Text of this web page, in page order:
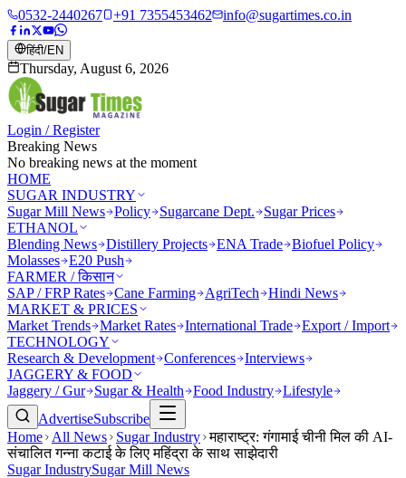
0532-2440267 +91 7355453462 info@sugartimes.co.in
हिंदी/EN
Thursday, August 6, 2026
Login / Register
Breaking News
No breaking news at the moment
HOME
SUGAR INDUSTRY
Sugar Mill News Policy Sugarcane Dept.
Sugar Prices
ETHANOL
Blending News Distillery Projects ENA Trade Biofuel Policy
Molasses E20 Push
FARMER / किसान
SAP / FRP Rates Cane Farming AgriTech
Hindi News
MARKET & PRICES
Market Trends Market Rates International Trade Export / Import
TECHNOLOGY
Research & Development Conferences Interviews
JAGGERY & FOOD
Jaggery / Gur
Sugar & Health Food Industry Lifestyle
AdvertiseSubscribe
Home
All News Sugar Industry महाराष्ट्र: गंगामाई चीनी मिल की AI-
संचालित गन्ना कटाई के लिए महिंद्रा के साथ साझेदारी
Sugar IndustrySugar Mill News